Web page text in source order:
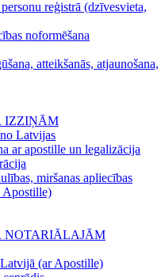
reģistrā (dzīvesvieta,
noformēšana
atteikšanās, atjaunošana,
IZZIŅĀM
Latvijas
ar apostille un legalizācija
miršanas apliecības
Apostille)
NOTARIĀLAJĀM
(ar Apostille)